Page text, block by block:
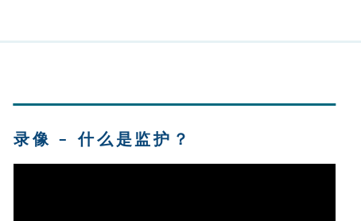
录像 – 什么是监护？